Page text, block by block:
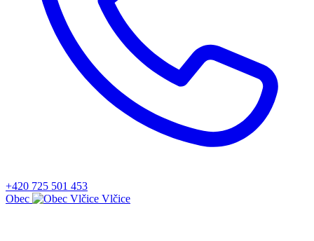
+420 725 501 453
Obec
Vlčice